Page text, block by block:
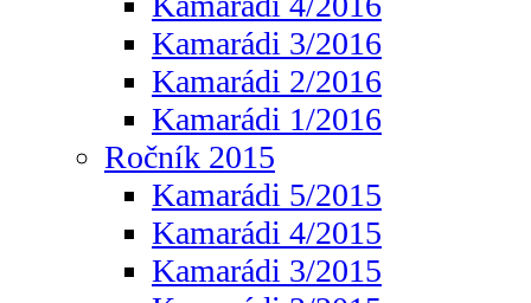
Kamarádi 3/2016
Kamarádi 2/2016
Kamarádi 1/2016
Ročník 2015
Kamarádi 5/2015
Kamarádi 4/2015
Kamarádi 3/2015